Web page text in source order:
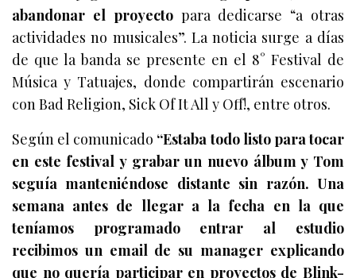
abandonar el proyectopara dedicarse “a otras
actividades no musicales”. La noticia surge a días
de que la banda se presente en el 8° Festival de
Música y Tatuajes, donde compartirán escenario
con Bad Religion, Sick Of It All y Off!, entre otros.
Según el comunicado “Estaba todo listo para tocar
en este festival y grabar un nuevo álbum y Tom
seguía manteniéndose distante sin razón. Una
semana antes de llegar a la fecha en la que
teníamos programado entrar al estudio
recibimos un email de su manager explicando
que no quería participar en proyectos de Blink-